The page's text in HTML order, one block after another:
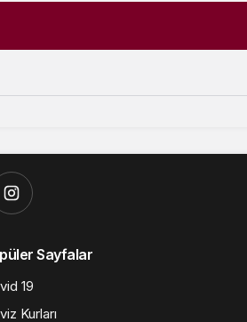
Sayfalar
19
Kurları